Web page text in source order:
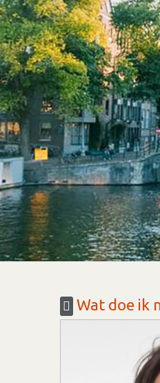
Wat doe ik